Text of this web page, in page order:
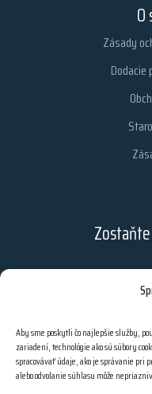
Aby sme poskytli čo najlepšie služby,
zariadení, technológie ako sú súbory
spracovávať údaje, ako je správanie pri
alebo odvolanie súhlasu môže
Zásady
Dodacie
Chcete dostávať